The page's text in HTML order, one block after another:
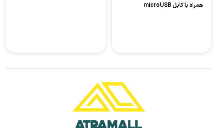
همراه با کابل microUSB